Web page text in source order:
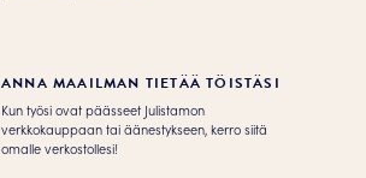
ANNA MAAILMAN TIETÄÄ TÖISTÄSI
Kun työsi ovat päässeet Julistamon
verkkokauppaan tai äänestykseen, kerro siitä
omalle verkostollesi!